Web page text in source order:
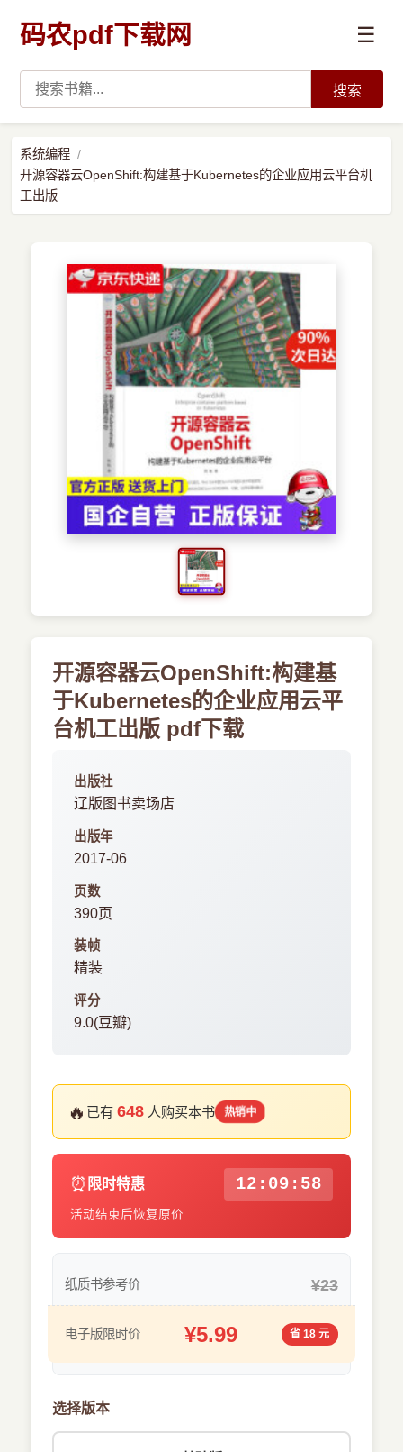
码农pdf下载网 ☰
数据科学与人工智能
预订书籍
搜索
系统编程
开源容器云OpenShift:构建基于Kubernetes的企业应用云平台机
工出版
开源容器云OpenShift:构建基
于Kubernetes的企业应用云平
台机工出版 pdf下载
出版社
辽版图书卖场店
出版年
2017-06
页数
390页
装帧
精装
评分
9.0(豆瓣)
🔥 已有648 人购买本书 热销中
⏰ 限时特惠 12:09:58
活动结束后恢复原价
纸质书参考价 ¥23
电子版限时价 ¥5.99 省 18 元
选择版本